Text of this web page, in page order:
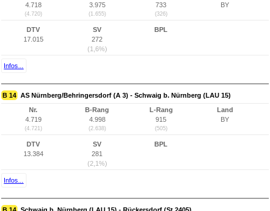
4.718
(4.720)
3.975
(1.655)
733
(326)
BY
DTV
17.015
SV
272
(1,6%)
BPL
Infos...
B 14 AS Nürnberg/Behringersdorf (A 3) - Schwaig b. Nürnberg (LAU 15)
Nr.
4.719
(4.721)
B-Rang
4.998
(2.638)
L-Rang
915
(505)
Land
BY
DTV
13.384
SV
281
(2,1%)
BPL
Infos...